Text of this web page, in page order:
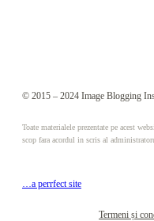
© 2015 – 2024 Image Blogging
Toate materialele prezentate pe acest
scop fara acordul in scris al
…a perrfect site
Termeni și